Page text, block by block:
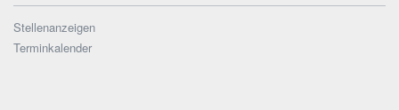
Stellenanzeigen
Terminkalender